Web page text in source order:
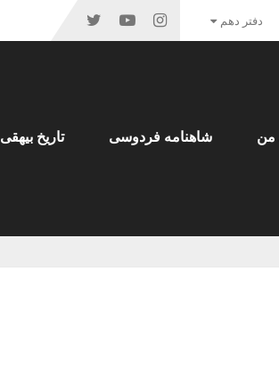
دفتر دهم
من شاهنامه فردوسی تاریخ بیهقی